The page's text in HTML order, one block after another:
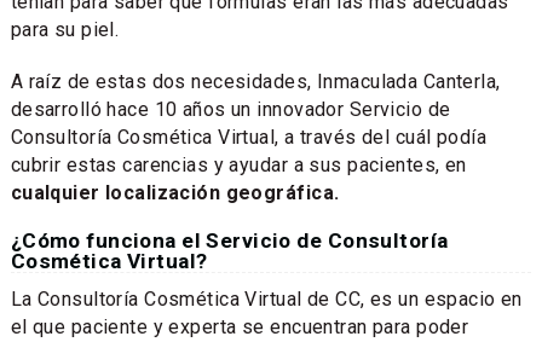
para su piel.
A raíz de estas dos necesidades, Inmaculada Canterla,
desarrolló hace 10 años un innovador Servicio de
Consultoría Cosmética Virtual, a través del cuál podía
cubrir estas carencias y ayudar a sus pacientes, en
cualquier localización geográfica.
¿Cómo funciona el Servicio de Consultoría
Cosmética Virtual?
La Consultoría Cosmética Virtual de CC, es un espacio en
el que paciente y experta se encuentran para poder